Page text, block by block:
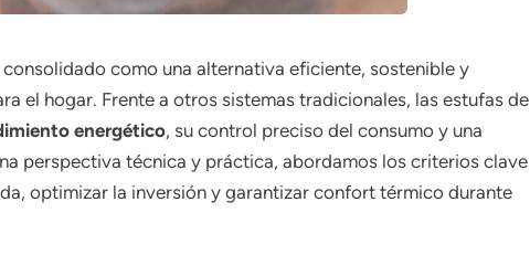
consolidado como una alternativa eficiente, sostenible y
el hogar. Frente a otros sistemas tradicionales, las estufas de
energético, su control preciso del consumo y una
perspectiva técnica y práctica, abordamos los criterios clave
optimizar la inversión y garantizar confort térmico durante